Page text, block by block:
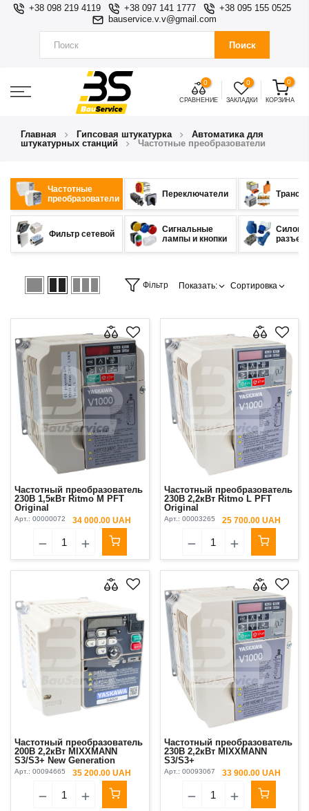
+38 098 219 4119 +38 097 141 1777
+38 095 155 0525
bauservice.v.v@gmail.com
Поиск
0
СРАВНЕНИЕ
0
ЗАКЛАДКИ
0
КОРЗИНА
Главная Гипсовая штукатурка
Автоматика для
штукатурных станций
Частотные преобразователи
Частотные
преобразователи
Переключатели
Фильтр сетевой
Сигнальные
лампы и кнопки
Фільтр Показать: Сортировка
Частотный преобразователь
230В 1,5кВт Ritmo M PFT
Original
Арт.: 00000072 34 000.00 UAH
Частотный преобразователь
230В 2,2кВт Ritmo L PFT
Original
Арт.: 00003265 25 700.00 UAH
Частотный преобразователь
200В 2,2кВт MIXXMANN
S3/S3+ New Generation
Арт.: 00094665 35 200.00 UAH
Частотный преобразователь
230В 2,2кВт MIXXMANN
S3/S3+
Арт.: 00093067 33 900.00 UAH